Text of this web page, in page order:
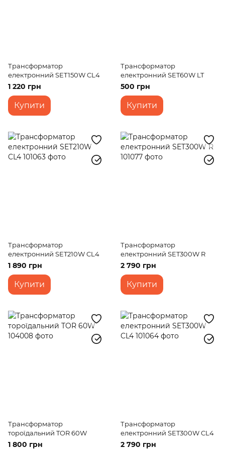
Трансформатор
електронний SET150W CL4
1 220 грн
Купити
Трансформатор
електронний SET60W LT
500 грн
Купити
Трансформатор
електронний SET210W CL4
1 890 грн
Купити
Трансформатор
електронний SET300W R
2 790 грн
Купити
Трансформатор
тороїдальний TOR 60W
1 800 грн
Трансформатор
електронний SET300W CL4
2 790 грн